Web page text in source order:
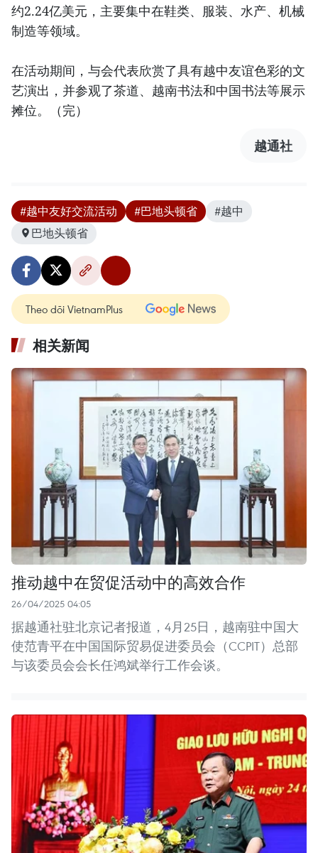
约2.24亿美元，主要集中在鞋类、服装、水产、机械
制造等领域。
在活动期间，与会代表欣赏了具有越中友谊色彩的文
艺演出，并参观了茶道、越南书法和中国书法等展示
摊位。（完）
越通社
#越中友好交流活动 #巴地头顿省
#越中
巴地头顿省
Theo dõi VietnamPlus
相关新闻
推动越中在贸促活动中的高效合作
26/04/2025 04:05
据越通社驻北京记者报道，4月25日，越南驻中国大
使范青平在中国国际贸易促进委员会（CCPIT）总部
与该委员会会长任鸿斌举行工作会谈。